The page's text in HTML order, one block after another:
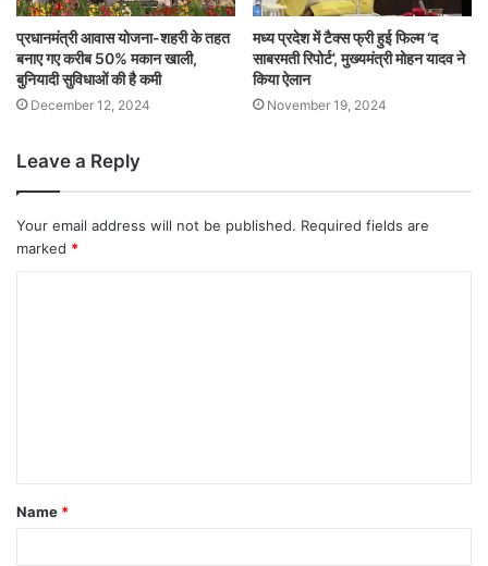
प्रधानमंत्री आवास योजना-शहरी के तहत
बनाए गए करीब 50% मकान खाली,
बुनियादी सुविधाओं की है कमी
December 12, 2024
मध्य प्रदेश में टैक्स फ्री हुई फिल्म ‘द
साबरमती रिपोर्ट’, मुख्यमंत्री मोहन यादव ने
किया ऐलान
November 19, 2024
Leave a Reply
Your email address will not be published. Required fields are
marked *
Name *